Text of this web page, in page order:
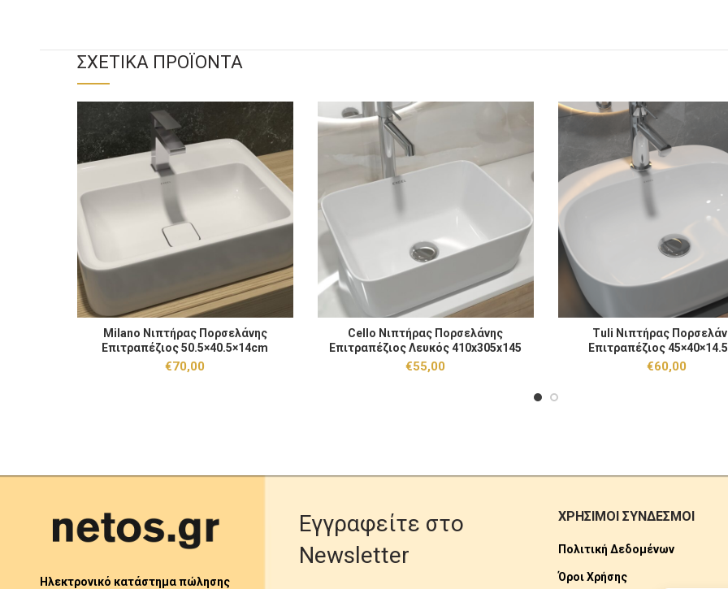
ΣΧΕΤΙΚΆ ΠΡΟΪΌΝΤΑ
Milano Νιπτήρας Πορσελάνης Επιτραπέζιος 50.5×40.5×14cm ποσότητα
ΠΡΟΣΘΉΚΗ ΣΤΟ ΚΑΛΆΘΙ
Milano Νιπτήρας Πορσελάνης
Επιτραπέζιος 50.5×40.5×14cm
€70,00
Cello Nιπτήρας Πορσελάνης Επιτραπέζιος Λευκός 410x305x145 ποσότητα
ΠΡΟΣΘΉΚΗ ΣΤΟ ΚΑΛΆΘΙ
Cello Nιπτήρας Πορσελάνης
Επιτραπέζιος Λευκός 410x305x145
€55,00
Τuli Νιπτήρας Πορσελάνης
ΠΡΟΣΘΉΚΗ ΣΤΟ
Τuli Νιπτήρας
Επιτραπέζιος
€60,00
Ηλεκτρονικό κατάστημα πώλησης
Εγγραφείτε στο
Newsletter
ΧΡΗΣΙΜΟΙ ΣΥΝΔΕΣΜΟΙ
Πολιτική Δεδομένων
Όροι Χρήσης